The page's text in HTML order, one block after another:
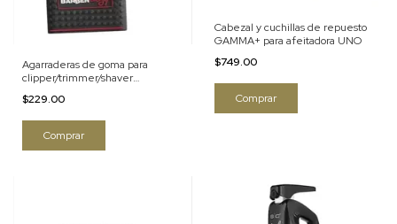
Agarraderas de goma para
clipper/trimmer/shaver
BABYLISS Barberology 3 pzas
$229.00
Cabezal y cuchillas de repuesto
GAMMA+ para afeitadora UNO
$749.00